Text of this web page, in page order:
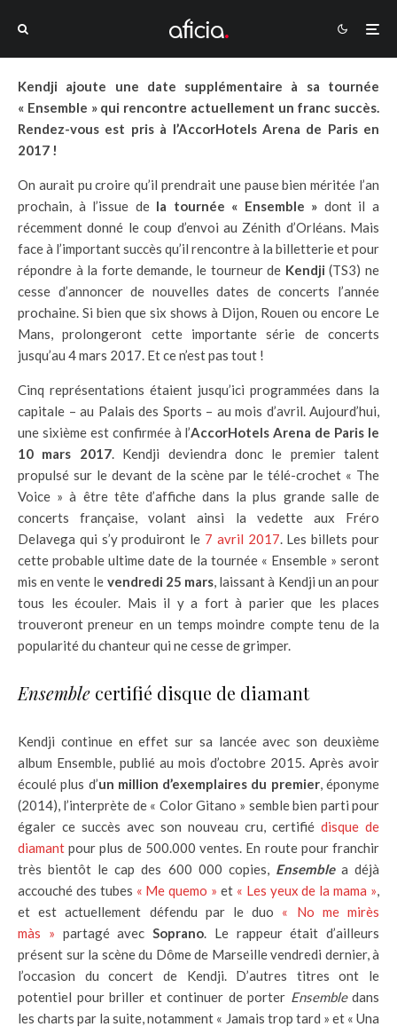
Kendji ajoute une date supplémentaire à sa tournée
« Ensemble » qui rencontre actuellement un franc succès.
Rendez-vous est pris à l’AccorHotels Arena de Paris en
2017 !
On aurait pu croire qu’il prendrait une pause bien méritée l’an
prochain, à l’issue de la tournée « Ensemble » dont il a
récemment donné le coup d’envoi au Zénith d’Orléans. Mais
face à l’important succès qu’il rencontre à la billetterie et pour
répondre à la forte demande, le tourneur de Kendji (TS3) ne
cesse d’annoncer de nouvelles dates de concerts l’année
prochaine. Si bien que six shows à Dijon, Rouen ou encore Le
Mans, prolongeront cette importante série de concerts
jusqu’au 4 mars 2017. Et ce n’est pas tout !
Cinq représentations étaient jusqu’ici programmées dans la
capitale – au Palais des Sports – au mois d’avril. Aujourd’hui,
une sixième est confirmée à l’AccorHotels Arena de Paris le
10 mars 2017. Kendji deviendra donc le premier talent
propulsé sur le devant de la scène par le télé-crochet « The
Voice » à être tête d’affiche dans la plus grande salle de
concerts française, volant ainsi la vedette aux Fréro
Delavega qui s’y produiront le 7 avril 2017. Les billets pour
cette probable ultime date de la tournée « Ensemble » seront
mis en vente le vendredi 25 mars, laissant à Kendji un an pour
tous les écouler. Mais il y a fort à parier que les places
trouveront preneur en un temps moindre compte tenu de la
popularité du chanteur qui ne cesse de grimper.
Ensemble certifié disque de diamant
Kendji continue en effet sur sa lancée avec son deuxième
album Ensemble, publié au mois d’octobre 2015. Après avoir
écoulé plus d’un million d’exemplaires du premier, éponyme
(2014), l’interprète de « Color Gitano » semble bien parti pour
égaler ce succès avec son nouveau cru, certifié disque de
diamant pour plus de 500.000 ventes. En route pour franchir
très bientôt le cap des 600 000 copies, Ensemblea déjà
accouché des tubes « Me quemo » et « Les yeux de la mama »,
et est actuellement défendu par le duo « No me mirès
màs » partagé avec Soprano. Le rappeur était d’ailleurs
présent sur la scène du Dôme de Marseille vendredi dernier, à
l’occasion du concert de Kendji. D’autres titres ont le
potentiel pour briller et continuer de porter Ensembledans
les charts par la suite, notamment « Jamais trop tard » et « Una